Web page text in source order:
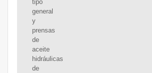
tipo
general
y
prensas
de
aceite
hidráulicas
de